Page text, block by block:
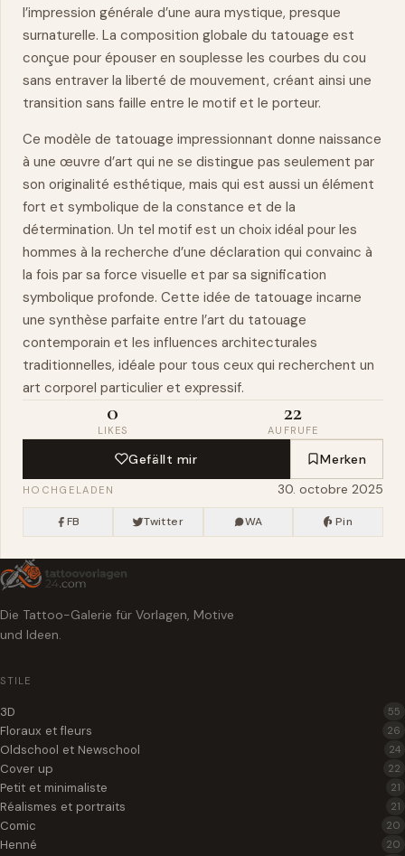
l’impression générale d’une aura mystique, presque
surnaturelle. La composition globale du tatouage est
conçue pour épouser en souplesse les courbes du cou
sans entraver la liberté de mouvement, créant ainsi une
transition sans faille entre le motif et le porteur.
Ce modèle de tatouage impressionnant donne naissance
à une œuvre d’art qui ne se distingue pas seulement par
son originalité esthétique, mais qui est aussi un élément
fort et symbolique de la constance et de la
détermination. Un tel motif est un choix idéal pour les
hommes à la recherche d’une déclaration qui convainc à
la fois par sa force visuelle et par sa signification
symbolique profonde. Cette idée de tatouage incarne
une synthèse parfaite entre l’art du tatouage
contemporain et les influences architecturales
traditionnelles, idéale pour tous ceux qui recherchent un
art corporel particulier et expressif.
0
LIKES
22
AUFRUFE
Gefällt mir Merken
HOCHGELADEN 30. octobre 2025
FB Twitter WA Pin
Die Tattoo-Galerie für Vorlagen, Motive
und Ideen.
STILE
3D 55
Floraux et fleurs 26
Oldschool et Newschool 24
Cover up 22
Petit et minimaliste 21
Réalismes et portraits 21
Comic 20
Henné 20